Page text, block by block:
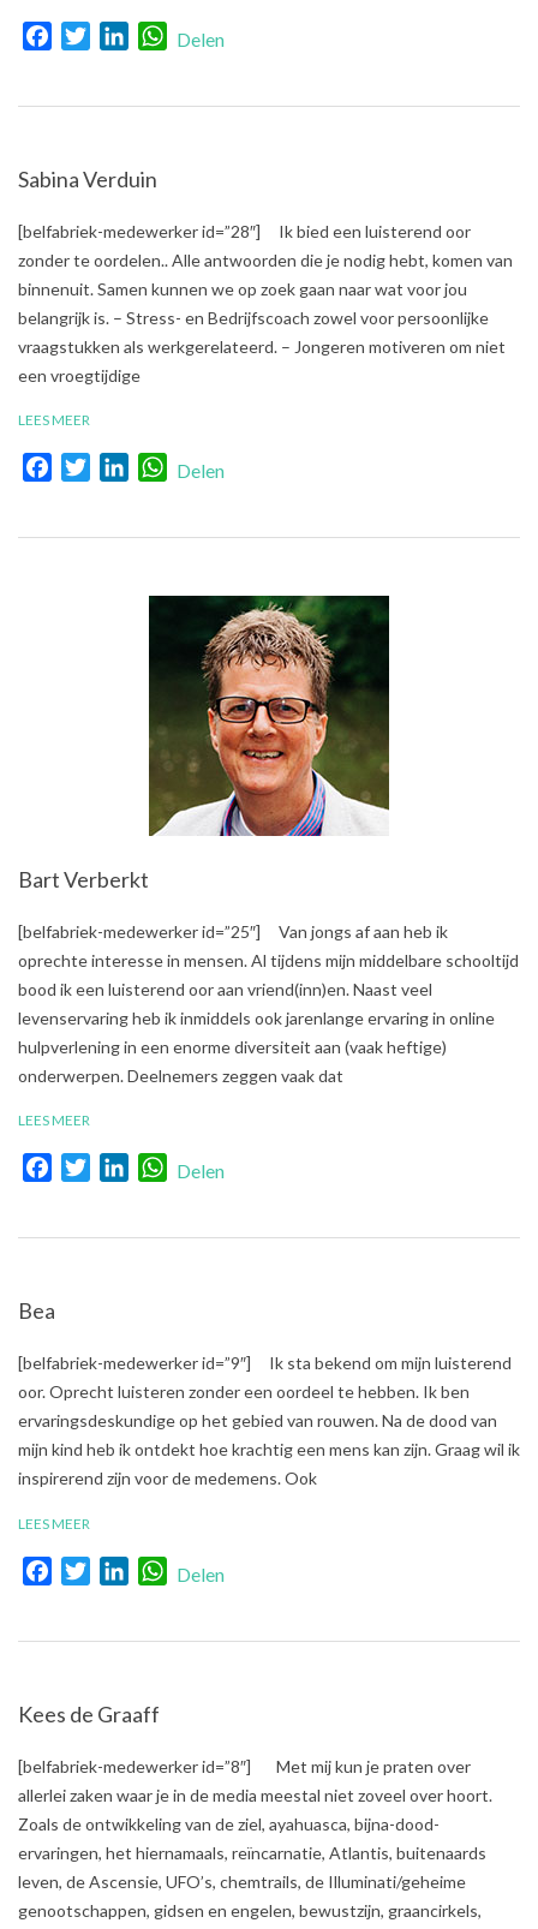
FacebookTwitterLinkedInWhatsApp
Delen
Sabina Verduin
2018-
30
[belfabriek-medewerker id=”28″] Ik bied een luisterend oor
zonder te oordelen.. Alle antwoorden die je nodig hebt, komen van
binnenuit. Samen kunnen we op zoek gaan naar wat voor jou
belangrijk is. – Stress- en Bedrijfscoach zowel voor persoonlijke
vraagstukken als werkgerelateerd. – Jongeren motiveren om niet
een vroegtijdige
LEES MEER
FacebookTwitterLinkedInWhatsApp
Delen
Bart Verberkt
2018-
18
[belfabriek-medewerker id=”25″] Van jongs af aan heb ik
oprechte interesse in mensen. Al tijdens mijn middelbare schooltijd
bood ik een luisterend oor aan vriend(inn)en. Naast veel
levenservaring heb ik inmiddels ook jarenlange ervaring in online
hulpverlening in een enorme diversiteit aan (vaak heftige)
onderwerpen. Deelnemers zeggen vaak dat
LEES MEER
FacebookTwitterLinkedInWhatsApp
Delen
Bea
2017-
[belfabriek-medewerker id=”9″] Ik sta bekend om mijn luisterend
oor. Oprecht luisteren zonder een oordeel te hebben. Ik ben
ervaringsdeskundige op het gebied van rouwen. Na de dood van
mijn kind heb ik ontdekt hoe krachtig een mens kan zijn. Graag wil ik
inspirerend zijn voor de medemens. Ook
LEES MEER
FacebookTwitterLinkedInWhatsApp
Delen
Kees de Graaff
2017-
10-
13
[belfabriek-medewerker id=”8″] Met mij kun je praten over
allerlei zaken waar je in de media meestal niet zoveel over hoort.
Zoals de ontwikkeling van de ziel, ayahuasca, bijna-dood-
ervaringen, het hiernamaals, reïncarnatie, Atlantis, buitenaards
leven, de Ascensie, UFO’s, chemtrails, de Illuminati/geheime
genootschappen, gidsen en engelen, bewustzijn, graancirkels,